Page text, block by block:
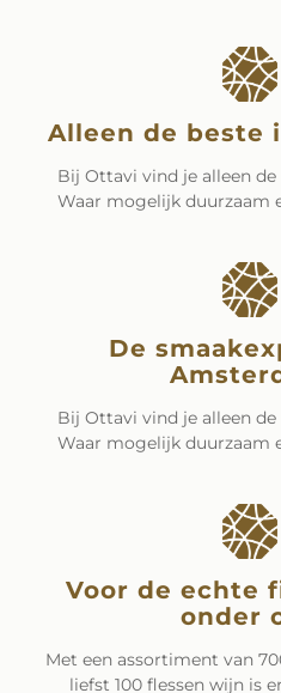
Alleen de beste
Bij Ottavi vind je alleen
Waar mogelijk duurzaam
De
Bij Ottavi vind je alleen
Waar mogelijk duurzaam
Voor de echte
onder
Met een assortiment van
liefst 100 flessen wijn is